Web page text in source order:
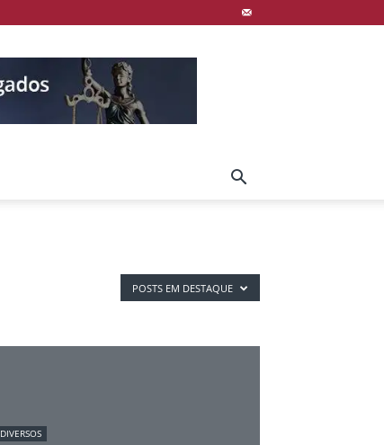
POSTS EM DESTAQUE
DIVERSOS